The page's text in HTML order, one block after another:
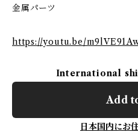
金属パーツ
https://youtu.be/
International
Add
日本国内にお